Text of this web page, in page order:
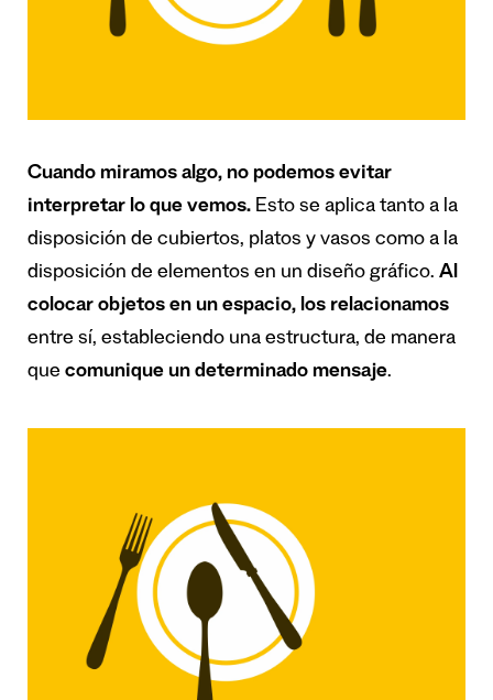
Cuando miramos algo, no podemos evitar
interpretar lo que vemos. Esto se aplica tanto a la
disposición de cubiertos, platos y vasos como a la
disposición de elementos en un diseño gráfico. Al
colocar objetos en un espacio, los relacionamos
entre sí, estableciendo una estructura, de manera
que comunique un determinado mensaje.